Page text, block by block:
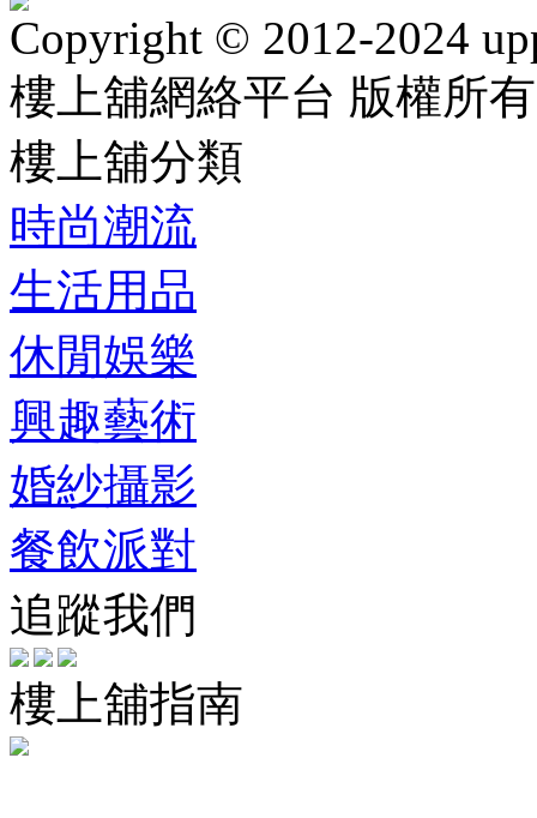
Copyright © 2012-2024
樓上舖網絡平台 版權所
樓上舖分類
時尚潮流
生活用品
休閒娛樂
興趣藝術
婚紗攝影
餐飲派對
追蹤我們
樓上舖指南